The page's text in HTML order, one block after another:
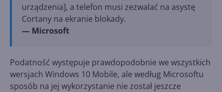
urządzenia], a telefon musi zezwalać na asystę
Cortany na ekranie blokady.
— Microsoft
Podatność występuje prawdopodobnie we wszystkich
wersjach Windows 10 Mobile, ale według Microsoftu
sposób na jej wykorzystanie nie został jeszcze